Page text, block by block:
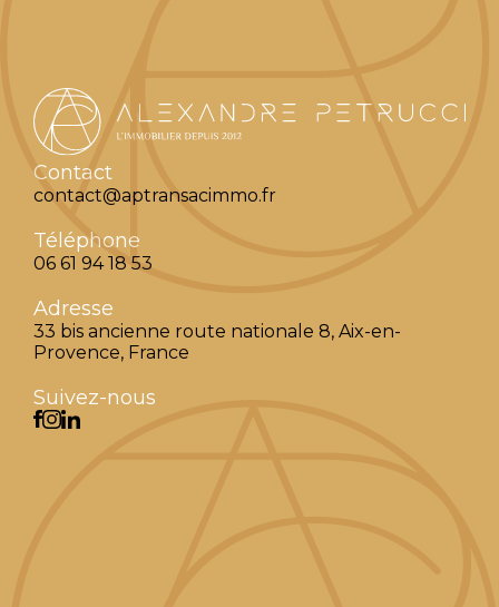
Contact
contact@aptransacimmo.fr
Téléphone
06 61 94 18 53
Adresse
33 bis ancienne route nationale 8, Aix-en-
Provence, France
Suivez-nous